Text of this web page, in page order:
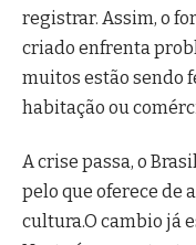
registrar. Assim, o
criado enfrenta
muitos estão sendo
habitação ou
A crise passa, o
pelo que oferece de
cultura.O cambio já